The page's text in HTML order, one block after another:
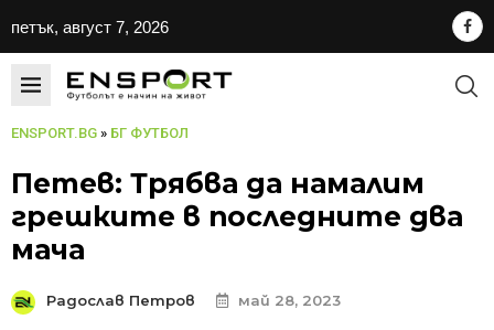
петък, август 7, 2026
ENSPORT.BG » БГ ФУТБОЛ
Петев: Трябва да намалим
грешките в последните два
мача
Радослав Петров май 28, 2023